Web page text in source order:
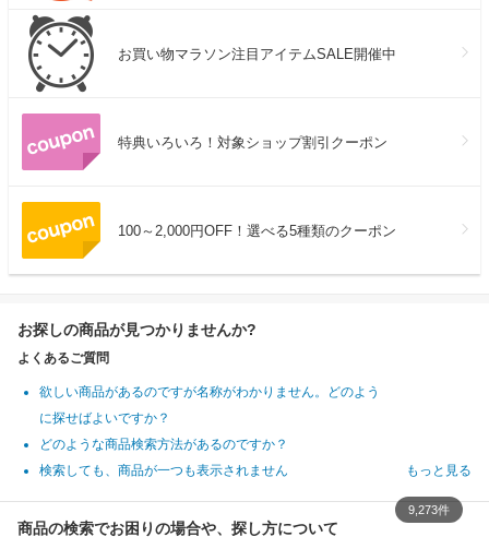
お買い物マラソン注目アイテムSALE開催中
特典いろいろ！対象ショップ割引クーポン
100～2,000円OFF！選べる5種類のクーポン
お探しの商品が見つかりませんか?
よくあるご質問
欲しい商品があるのですが名称がわかりません。どのよう
に探せばよいですか？
どのような商品検索方法があるのですか？
検索しても、商品が一つも表示されません
もっと見る
商品の検索でお困りの場合や、探し方について
9,273件